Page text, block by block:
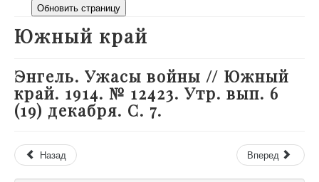
Обновить страницу
Южный край
Энгель. Ужасы войны // Южный
край. 1914. № 12423. Утр. вып. 6
(19) декабря. С. 7.
Назад Вперед